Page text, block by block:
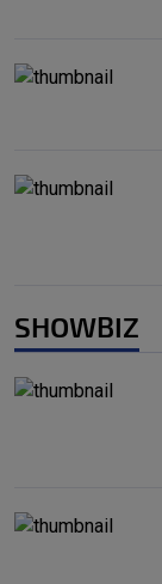
SHOWBIZ